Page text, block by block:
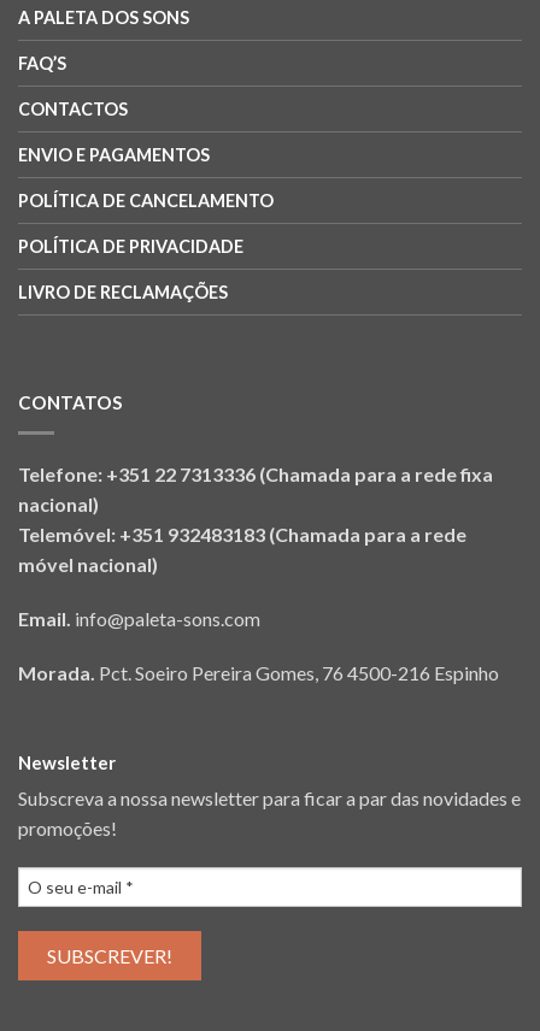
A PALETA DOS SONS
FAQ’S
CONTACTOS
ENVIO E PAGAMENTOS
POLÍTICA DE CANCELAMENTO
POLÍTICA DE PRIVACIDADE
LIVRO DE RECLAMAÇÕES
CONTATOS
Telefone: +351 22 7313336 (Chamada para a rede fixa
nacional)
Telemóvel: +351 932483183 (Chamada para a rede
móvel nacional)
Email. info@paleta-sons.com
Morada. Pct. Soeiro Pereira Gomes, 76 4500-216 Espinho
Newsletter
Subscreva a nossa newsletter para ficar a par das novidades e
promoções!